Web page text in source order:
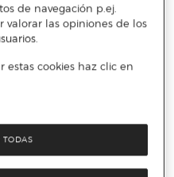
de navegación p.ej.
valorar las opiniones de los
cookies haz clic en
TODAS